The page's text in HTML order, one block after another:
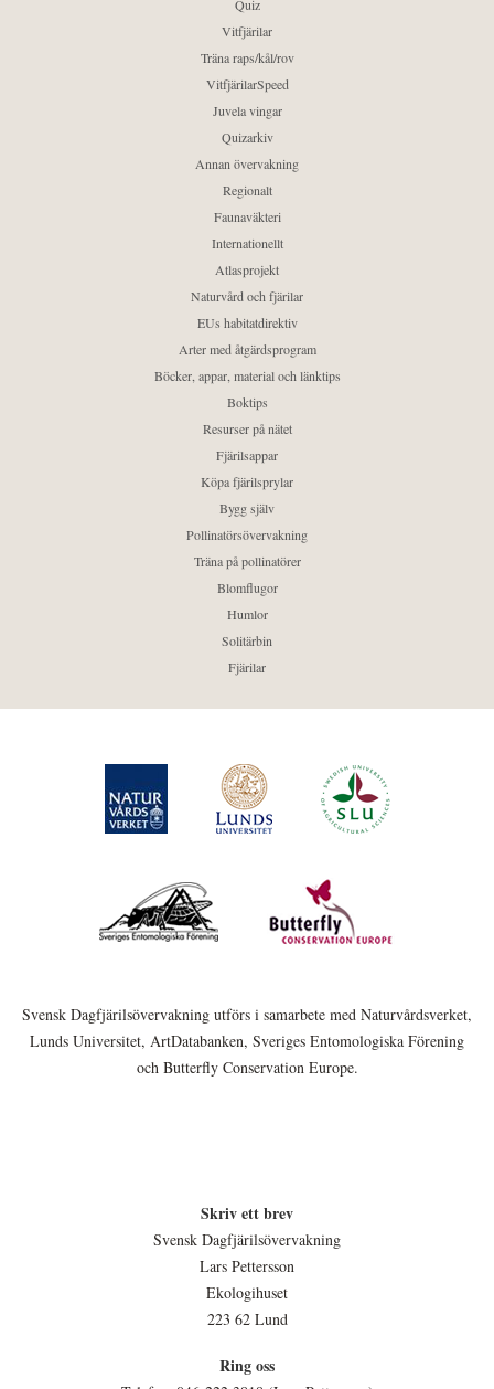
Quiz
Vitfjärilar
Träna raps/kål/rov
VitfjärilarSpeed
Juvela vingar
Quizarkiv
Annan övervakning
Regionalt
Faunaväkteri
Internationellt
Atlasprojekt
Naturvård och fjärilar
EUs habitatdirektiv
Arter med åtgärdsprogram
Böcker, appar, material och länktips
Boktips
Resurser på nätet
Fjärilsappar
Köpa fjärilsprylar
Bygg själv
Pollinatörsövervakning
Träna på pollinatörer
Blomflugor
Humlor
Solitärbin
Fjärilar
Svensk Dagfjärilsövervakning utförs i samarbete med Naturvårdsverket,
Lunds Universitet, ArtDatabanken, Sveriges Entomologiska Förening
och Butterfly Conservation Europe.
Skriv ett brev
Svensk Dagfjärilsövervakning
Lars Pettersson
Ekologihuset
223 62 Lund
Ring oss